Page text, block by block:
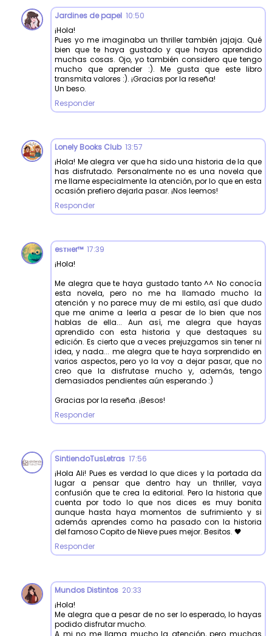
Jardines de papel 10:50
¡Hola!
Pues yo me imaginaba un thriller también jajaja. Qué
bien que te haya gustado y que hayas aprendido
muchas cosas. Ojo, yo también considero que tengo
mucho que aprender :). Me gusta que este libro
transmita valores :). ¡Gracias por la reseña!
Un beso.
Responder
Lonely Books Club 13:57
¡Hola! Me alegra ver que ha sido una historia de la que
has disfrutado. Personalmente no es una novela que
me llame especialmente la atención, por lo que en esta
ocasión prefiero dejarla pasar. ¡Nos leemos!
Responder
eѕтнer™ 17:39
¡Hola!
Me alegra que te haya gustado tanto ^^ No conocía
esta novela, pero no me ha llamado mucho la
atención y no parece muy de mi estilo, así que dudo
que me anime a leerla a pesar de lo bien que nos
hablas de ella... Aun así, me alegra que hayas
aprendido con esta historia y que destaques su
edición. Es cierto que a veces prejuzgamos sin tener ni
idea, y nada... me alegra que te haya sorprendido en
varios aspectos, pero yo la voy a dejar pasar, que no
creo que la disfrutase mucho y, además, tengo
demasiados pendientes aún esperando :)
Gracias por la reseña. ¡Besos!
Responder
SintiendoTusLetras 17:56
¡Hola Ali! Pues es verdad lo que dices y la portada da
lugar a pensar que dentro hay un thriller, vaya
confusión que te crea la editorial. Pero la historia que
cuenta por todo lo que nos dices es muy bonita
aunque hasta haya momentos de sufrimiento y si
además aprendes como ha pasado con la historia
del famoso Copito de Nieve pues mejor. Besitos. 🖤
Responder
Mundos Distintos 20:33
¡Hola!
Me alegra que a pesar de no ser lo esperado, lo hayas
podido disfrutar mucho.
A mi no me llama mucho la atención, pero muchas